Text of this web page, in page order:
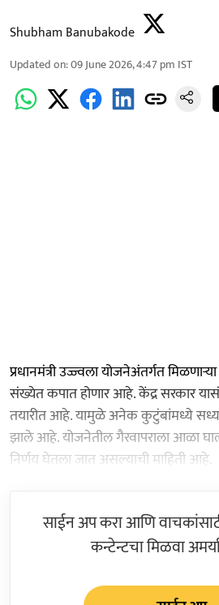
Shubham Banubakode
Updated on:09 June 2026, 4:47 pm IST
प्रधानमंत्री उज्ज्वला योजनेअंतर्गत
संख्येत कपात होणार आहे. केंद्र सरकार
तयारीत आहे. यामुळे अनेक कुटुंबांमध्ये सध्या
झाले आहे. योजनेतील गैरवापराला आळा
निर्णय घेतला जात असल्याची माहिती आहे.
साईन अप करा आणि
कन्टेन्टचा मिळवा